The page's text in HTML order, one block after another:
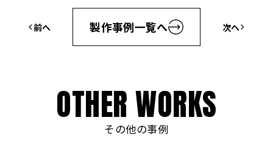
前へ 製作事例一覧へ 次へ
OTHERWORKS
その他の事例